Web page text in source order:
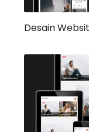
Desain